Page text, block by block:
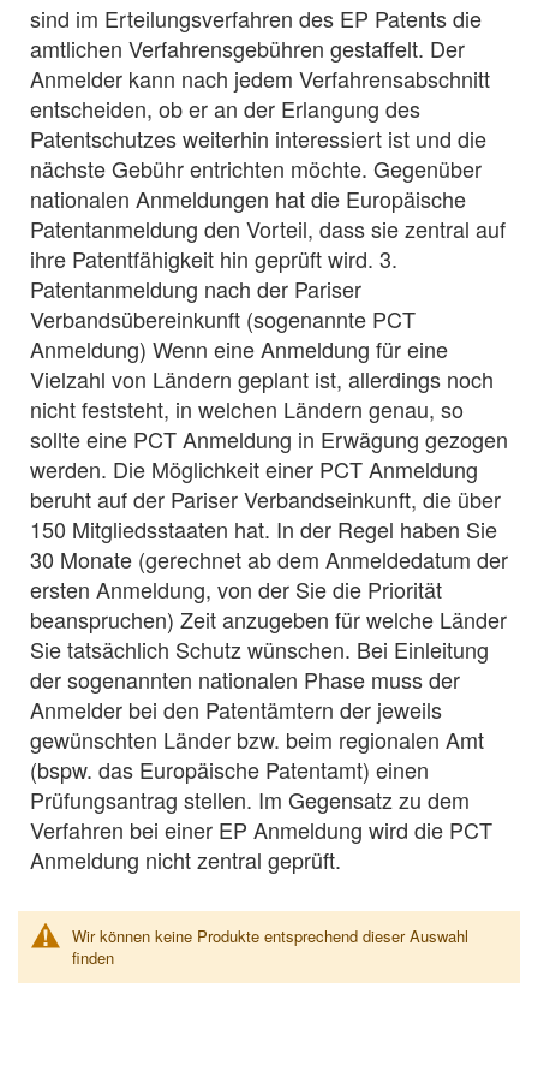
sind im Erteilungsverfahren des EP Patents die
amtlichen Verfahrensgebühren gestaffelt. Der
Anmelder kann nach jedem Verfahrensabschnitt
entscheiden, ob er an der Erlangung des
Patentschutzes weiterhin interessiert ist und die
nächste Gebühr entrichten möchte. Gegenüber
nationalen Anmeldungen hat die Europäische
Patentanmeldung den Vorteil, dass sie zentral auf
ihre Patentfähigkeit hin geprüft wird. 3.
Patentanmeldung nach der Pariser
Verbandsübereinkunft (sogenannte PCT
Anmeldung) Wenn eine Anmeldung für eine
Vielzahl von Ländern geplant ist, allerdings noch
nicht feststeht, in welchen Ländern genau, so
sollte eine PCT Anmeldung in Erwägung gezogen
werden. Die Möglichkeit einer PCT Anmeldung
beruht auf der Pariser Verbandseinkunft, die über
150 Mitgliedsstaaten hat. In der Regel haben Sie
30 Monate (gerechnet ab dem Anmeldedatum der
ersten Anmeldung, von der Sie die Priorität
beanspruchen) Zeit anzugeben für welche Länder
Sie tatsächlich Schutz wünschen. Bei Einleitung
der sogenannten nationalen Phase muss der
Anmelder bei den Patentämtern der jeweils
gewünschten Länder bzw. beim regionalen Amt
(bspw. das Europäische Patentamt) einen
Prüfungsantrag stellen. Im Gegensatz zu dem
Verfahren bei einer EP Anmeldung wird die PCT
Anmeldung nicht zentral geprüft.
Wir können keine Produkte entsprechend dieser Auswahl
finden